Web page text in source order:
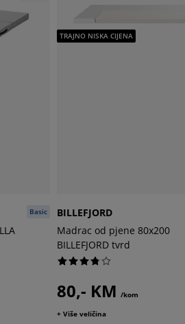
Basic
TRAJNO NISKA CIJENA
BILLEFJORD
Madrac od pjene 80x200
BILLEFJORD tvrd
80,- KM /kom
+ Više veličina